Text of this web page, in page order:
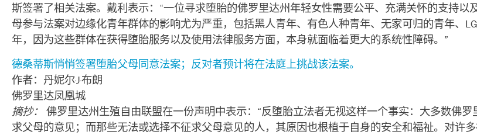
斯签署了相关法案。戴利表示：“一位寻求堕胎的佛罗里达州年轻女性需要公平、充满关怀的支持以
母参与法案对边缘化青年群体的影响尤为严重，包括黑人青年、有色人种青年、无家可归的青年、
年，因为这些群体在获得堕胎服务以及使用法律服务方面，本身就面临着更大的系统性障碍。”
德桑蒂斯悄悄签署堕胎父母同意法案；反对者预计将在法庭上挑战该法案。
作者：丹妮尔·J·布朗
佛罗里达凤凰城
摘抄：
佛罗里达州生殖自由联盟在一份声明中表示：“反堕胎立法者无视这样一个事实：大多数佛
求父母的意见；而那些无法或选择不征求父母意见的人，其原因也根植于自身的安全和福祉。对许